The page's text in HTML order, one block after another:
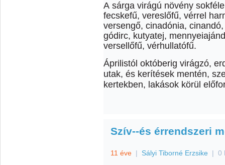
A sárga virágú növény
fecskefű, vereslőfű, vérrel
versengő, cinadónia,
gódirc, kutyatej,
versellőfű, vérhullatófű.
Áprilistól októberig virágzó,
utak, és kerítések mentén,
kertekben, lakások körül
Szív--és érrendszeri
11 éve | Sályi Tiborné Erzsike | 0